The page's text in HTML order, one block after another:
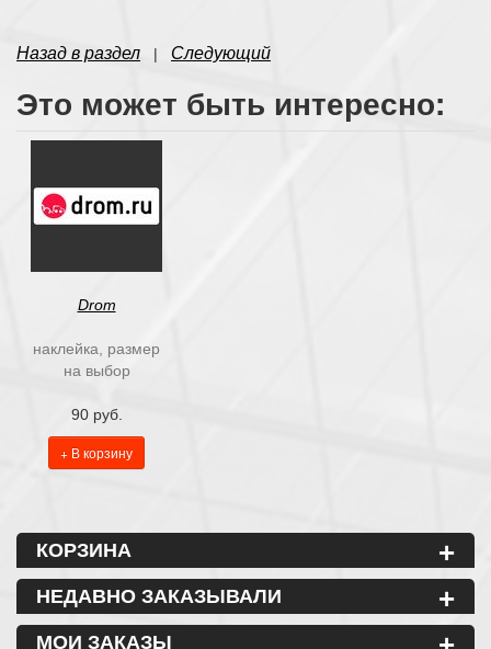
Назад в раздел | Следующий
Это может быть интересно:
Drom
наклейка, размер
на выбор
90 руб.
+ В корзину
КОРЗИНА +
НЕДАВНО ЗАКАЗЫВАЛИ +
МОИ ЗАКАЗЫ